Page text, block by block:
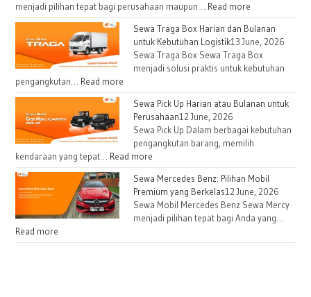
menjadi pilihan tepat bagi perusahaan maupun… Read more
Double
Cabin
untuk
dan
Lapangan
Sewa Traga Box Harian dan Bulanan
untuk Kebutuhan Logistik13 June, 2026
Sewa Traga Box Sewa Traga Box
menjadi solusi praktis untuk kebutuhan
pengangkutan… Read more
Traga
Box
Harian
dan
untuk
Kebutuhan
Logistik
Sewa Pick Up Harian atau Bulanan untuk
Perusahaan12 June, 2026
Sewa Pick Up Dalam berbagai kebutuhan
pengangkutan barang, memilih
kendaraan yang tepat… Read more
Pick
Up
Harian
Sewa Mercedes Benz: Pilihan Mobil
Premium yang Berkelas12 June, 2026
Sewa Mobil Mercedes Benz Sewa Mercy
menjadi pilihan tepat bagi Anda yang…
Read more